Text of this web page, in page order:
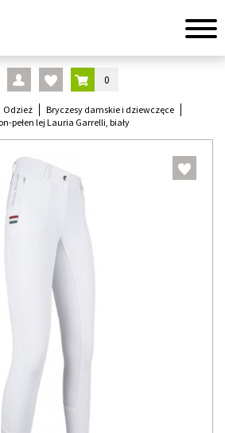
0
Odzież
Bryczesy damskie i dziewczęce
pełen lej Lauria Garrelli, biały